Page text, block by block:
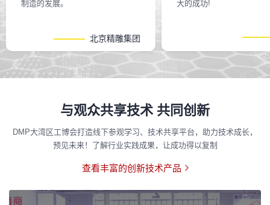
制造的发展。
北京精雕集团
大的成功!
与观众共享技术 共同创新
DMP大湾区工博会打造线下参观学习、技术共享平台，助力技术成长，
预见未来！了解行业实践成果，让成功得以复制
查看丰富的创新技术产品